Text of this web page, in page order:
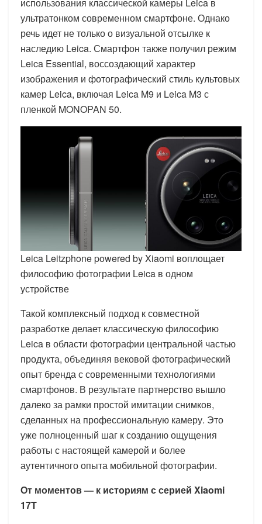
ультратонком современном смартфоне. Однако
речь идет не только о визуальной отсылке к
наследию Leica. Смартфон также получил режим
Leica Essential, воссоздающий характер
изображения и фотографический стиль культовых
камер Leica, включая Leica M9 и Leica M3 с
пленкой MONOPAN 50.
Leica Leitzphone powered by Xiaomi воплощает
философию фотографии Leica в одном
устройстве
Такой комплексный подход к совместной
разработке делает классическую философию
Leica в области фотографии центральной частью
продукта, объединяя вековой фотографический
опыт бренда с современными технологиями
смартфонов. В результате партнерство вышло
далеко за рамки простой имитации снимков,
сделанных на профессиональную камеру. Это
уже полноценный шаг к созданию ощущения
работы с настоящей камерой и более
аутентичного опыта мобильной фотографии.
От моментов — к историям с серией Xiaomi
17T